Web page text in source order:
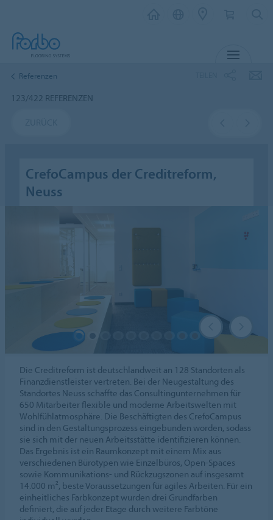
Referenzen
123/422 REFERENZEN
CrefoCampus der Creditreform,
Neuss
Die Creditreform ist deutschlandweit an 128 Standorten als
Finanzdienstleister vertreten. Bei der Neugestaltung des
Standortes Neuss schaffte das Consultingunternehmen für
650 Mitarbeiter flexible und moderne Arbeitswelten mit
Wohlfühlatmosphäre. Die Beschäftigten des CrefoCampus
sind in den Gestaltungsprozess eingebunden worden, sodass
sie sich mit der neuen Arbeitsstätte identifizieren können.
Das Ergebnis ist ein Raumkonzept mit einem Mix aus
verschiedenen Bürotypen wie Einzelbüros, Open-Spaces
sowie Kommunikations- und Rückzugszonen auf insgesamt
14.000 m², beste Voraussetzungen für agiles Arbeiten. Für ein
einheitliches Farbkonzept wurden drei Grundfarben
definiert, die auf jeder Etage durch weitere Farbtöne